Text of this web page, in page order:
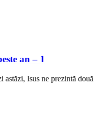
an – 1
Isus ne prezintă două